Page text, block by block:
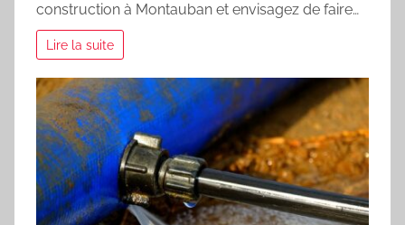
construction à Montauban et envisagez de faire…
Lire la suite